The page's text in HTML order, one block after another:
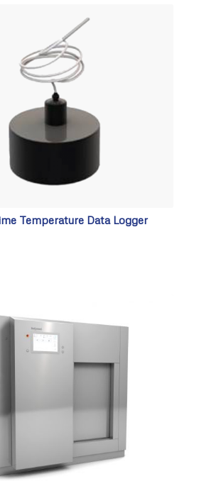
Temperature Data Logger